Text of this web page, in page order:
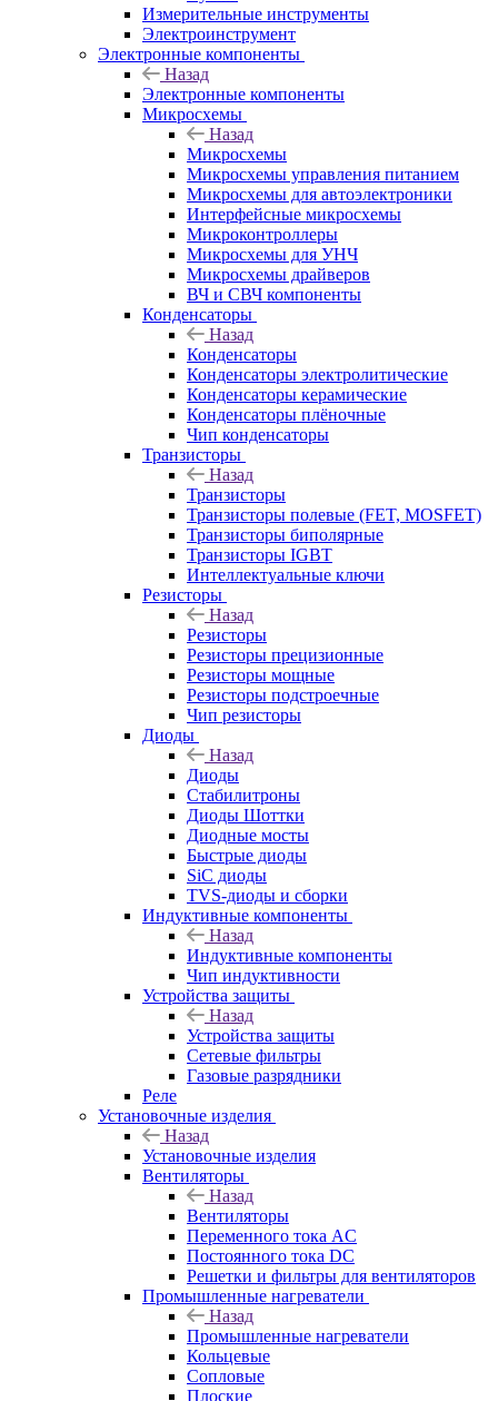
Измерительные инструменты
Электроинструмент
Электронные компоненты
Назад
Электронные компоненты
Микросхемы
Назад
Микросхемы
Микросхемы управления питанием
Микросхемы для автоэлектроники
Интерфейсные микросхемы
Микроконтроллеры
Микросхемы для УНЧ
Микросхемы драйверов
ВЧ и СВЧ компоненты
Конденсаторы
Назад
Конденсаторы
Конденсаторы электролитические
Конденсаторы керамические
Конденсаторы плёночные
Чип конденсаторы
Транзисторы
Назад
Транзисторы
Транзисторы полевые (FET, MOSFET)
Транзисторы биполярные
Транзисторы IGBT
Интеллектуальные ключи
Резисторы
Назад
Резисторы
Резисторы прецизионные
Резисторы мощные
Резисторы подстроечные
Чип резисторы
Диоды
Назад
Диоды
Стабилитроны
Диоды Шоттки
Диодные мосты
Быстрые диоды
SiC диоды
TVS-диоды и сборки
Индуктивные компоненты
Назад
Индуктивные компоненты
Чип индуктивности
Устройства защиты
Назад
Устройства защиты
Сетевые фильтры
Газовые разрядники
Реле
Установочные изделия
Назад
Установочные изделия
Вентиляторы
Назад
Вентиляторы
Переменного тока AC
Постоянного тока DC
Решетки и фильтры для вентиляторов
Промышленные нагреватели
Назад
Промышленные нагреватели
Кольцевые
Сопловые
Плоские